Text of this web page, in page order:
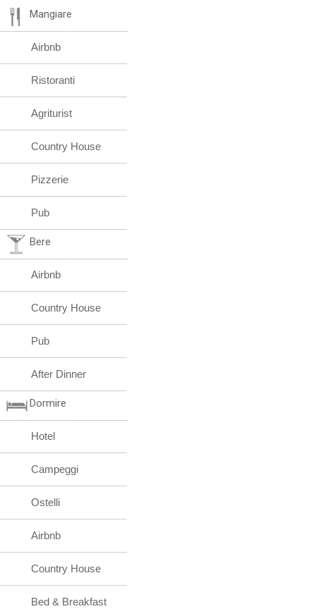
Mangiare
Airbnb
Ristoranti
Agriturist
Country House
Pizzerie
Pub
Bere
Airbnb
Country House
Pub
After Dinner
Dormire
Hotel
Campeggi
Ostelli
Airbnb
Country House
Bed & Breakfast